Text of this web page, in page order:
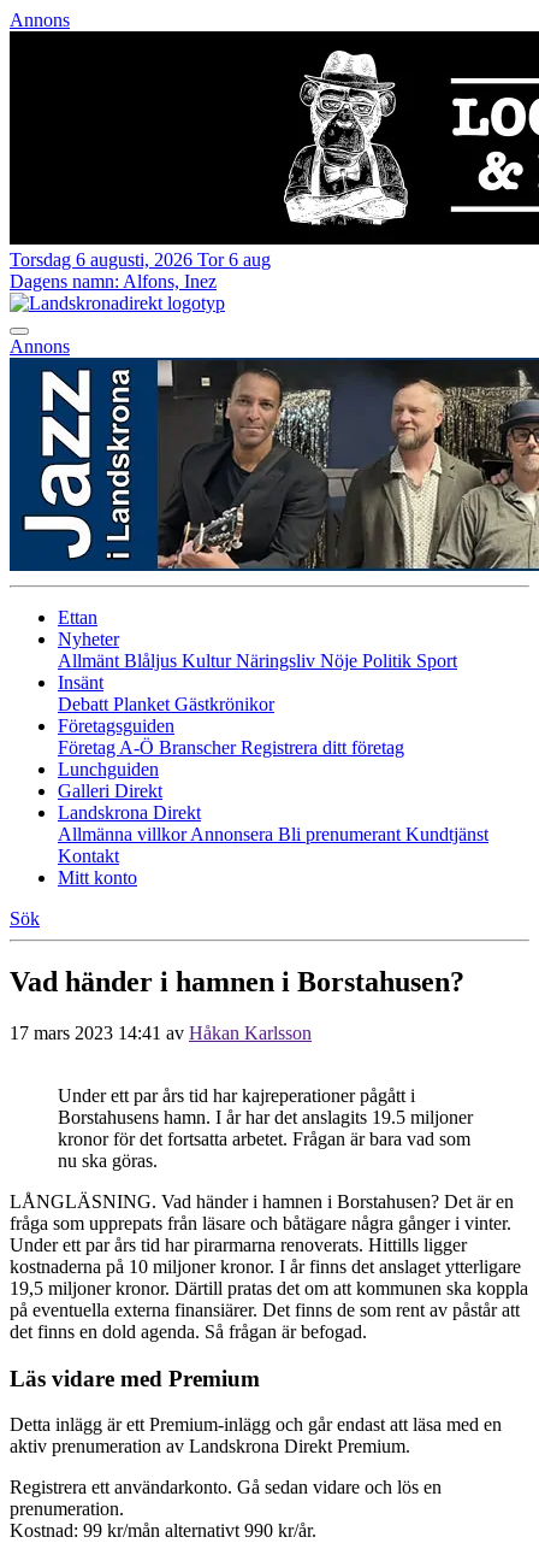
Annons
Torsdag 6 augusti, 2026 Tor 6 aug
Dagens namn: Alfons, Inez
Annons
Ettan
Nyheter
Allmänt Blåljus KulturNäringsliv Nöje Politik Sport
Insänt
Debatt Planket Gästkrönikor
Företagsguiden
Företag A-Ö BranscherRegistrera ditt företag
Lunchguiden
Galleri Direkt
Landskrona Direkt
Allmänna villkorAnnonsera Bli prenumerant Kundtjänst
Kontakt
Mitt konto
Sök
Vad händer i hamnen i Borstahusen?
17 mars 2023 14:41 av Håkan Karlsson
Under ett par års tid har kajreperationer pågått i
Borstahusens hamn. I år har det anslagits 19.5 miljoner
kronor för det fortsatta arbetet. Frågan är bara vad som
nu ska göras.
LÅNGLÄSNING. Vad händer i hamnen i Borstahusen? Det är en
fråga som upprepats från läsare och båtägare några gånger i vinter.
Under ett par års tid har pirarmarna renoverats. Hittills ligger
kostnaderna på 10 miljoner kronor. I år finns det anslaget ytterligare
19,5 miljoner kronor. Därtill pratas det om att kommunen ska koppla
på eventuella externa finansiärer. Det finns de som rent av påstår att
det finns en dold agenda. Så frågan är befogad.
Läs vidare med Premium
Detta inlägg är ett Premium-inlägg och går endast att läsa med en
aktiv prenumeration av Landskrona Direkt Premium.
Registrera ett användarkonto. Gå sedan vidare och lös en
prenumeration.
Kostnad: 99 kr/mån alternativt 990 kr/år.